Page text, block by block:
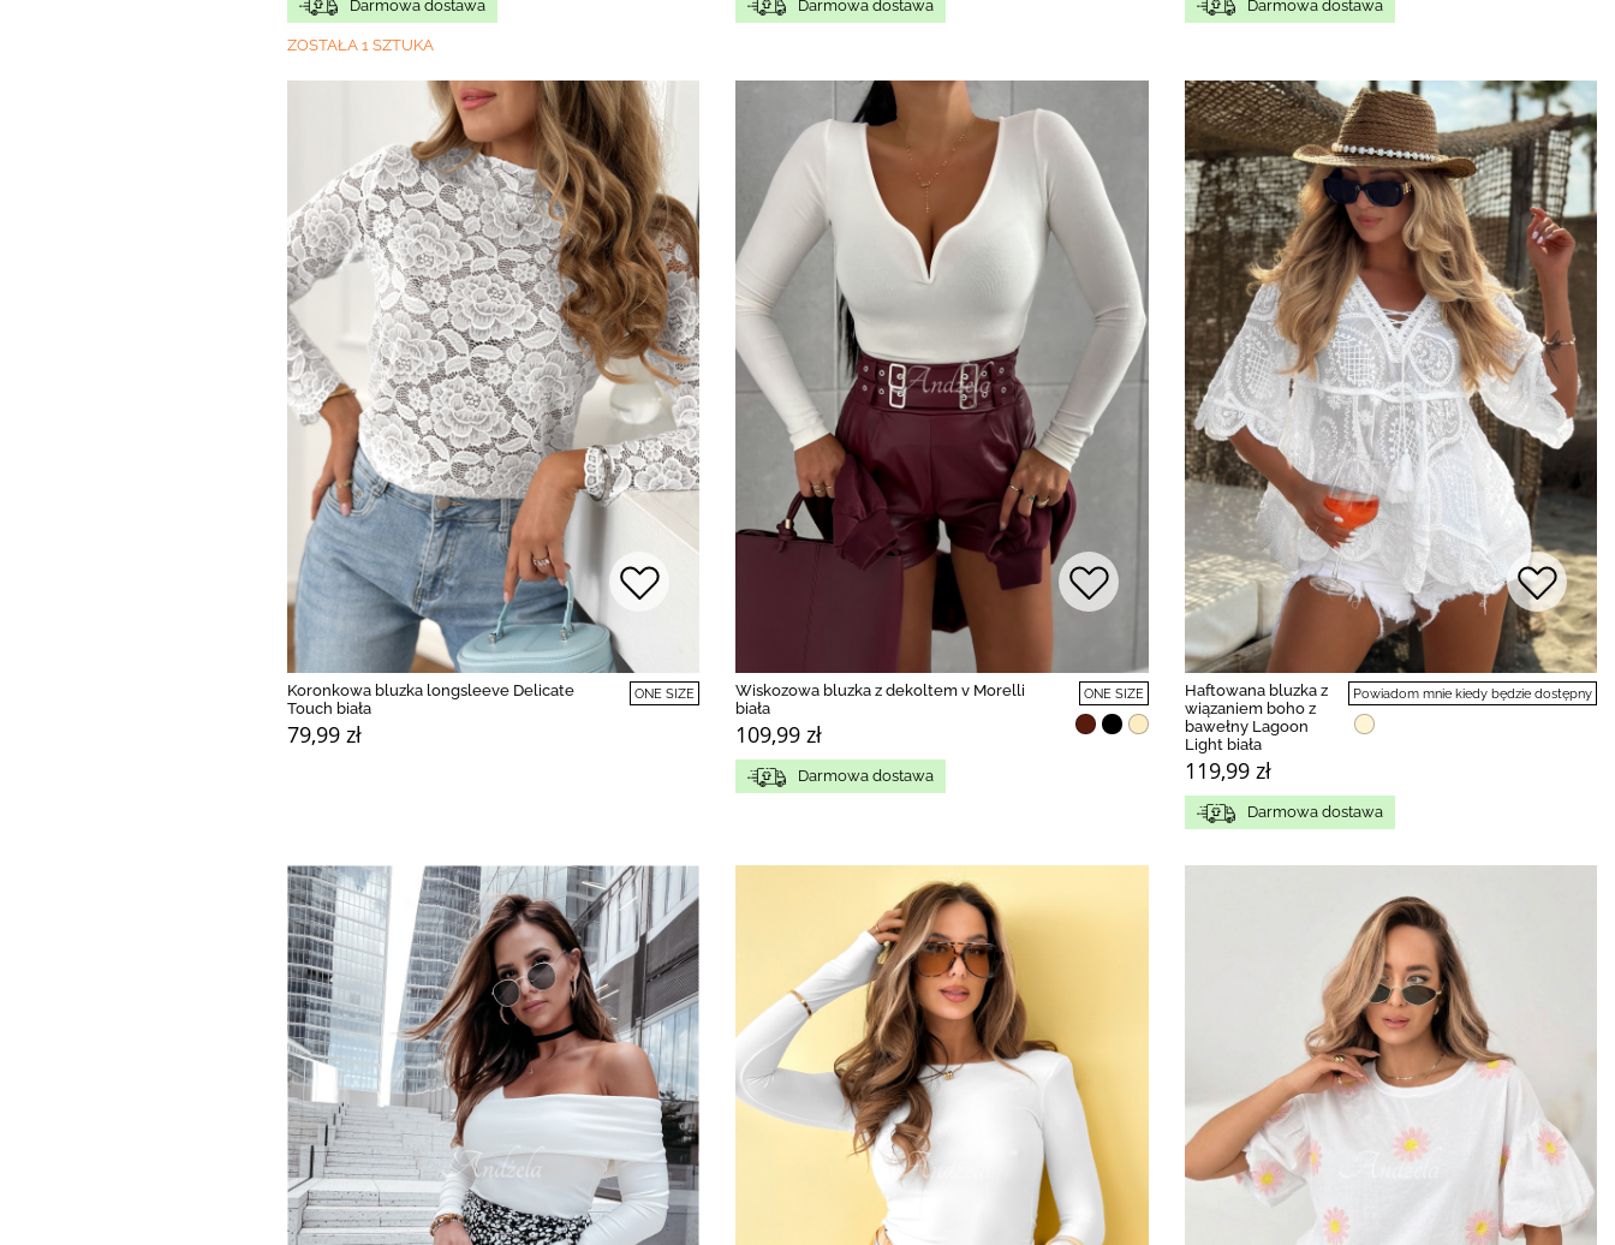
Darmowa dostawa
ZOSTAŁA 1 SZTUKA
Darmowa dostawa Darmowa dostawa
Koronkowa bluzka longsleeve Delicate
Touch biała
79,99 zł
ONE SIZE
Wiskozowa bluzka z dekoltem v Morelli
biała
109,99 zł
ONE SIZE
Darmowa dostawa
Haftowana bluzka z
wiązaniem boho z
bawełny Lagoon
Light biała
119,99 zł
Powiadom mnie kiedy będzie dostępny
Darmowa dostawa